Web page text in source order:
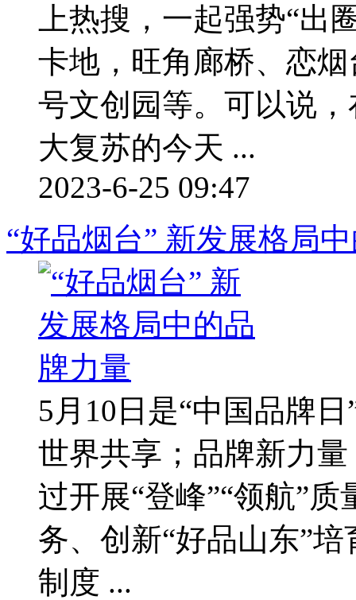
上热搜，一起强势“出
卡地，旺角廊桥、恋
号文创园等。可以说
大复苏的今天 ...
2023-6-25 09:47
“好品烟台” 新发展格局
5月10日是“中国品牌
世界共享；品牌新力
过开展“登峰”“领航”
务、创新“好品山东”
制度 ...